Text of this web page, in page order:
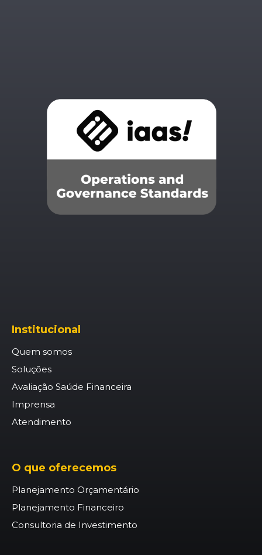
Institucional
Quem somos
Soluções
Avaliação Saúde Financeira
Imprensa
Atendimento
O que oferecemos
Planejamento Orçamentário
Planejamento Financeiro
Consultoria de Investimento